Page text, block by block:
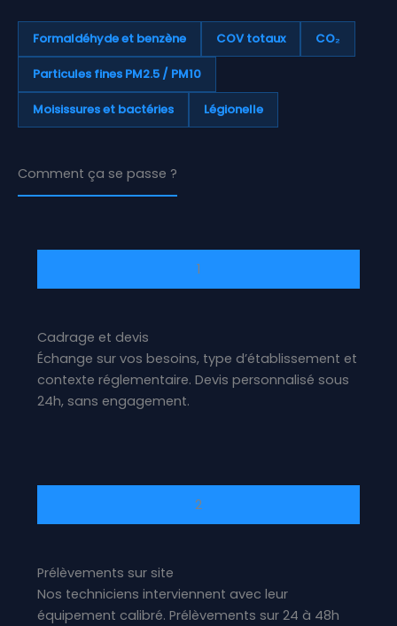
Formaldéhyde et benzène COV totaux CO₂
Particules fines PM2.5 / PM10
Moisissures et bactéries Légionelle
Comment ça se passe ?
1
Cadrage et devis
Échange sur vos besoins, type d’établissement et
contexte réglementaire. Devis personnalisé sous
24h, sans engagement.
2
Prélèvements sur site
Nos techniciens interviennent avec leur
équipement calibré. Prélèvements sur 24 à 48h